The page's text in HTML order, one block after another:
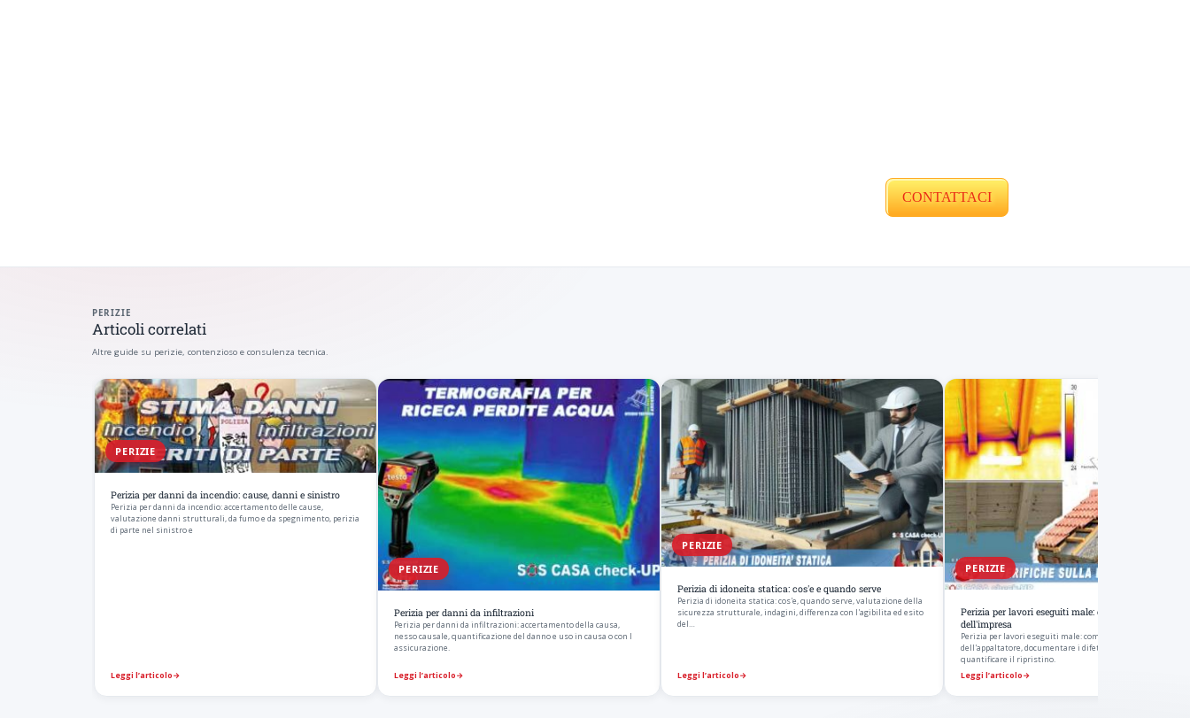
CONTATTACI
PERIZIE
Articoli correlati
Altre guide su perizie, contenzioso e consulenza tecnica.
PERIZIE
Perizia per danni da incendio: cause, danni e sinistro
Perizia per danni da incendio: accertamento delle cause,
valutazione danni strutturali, da fumo e da spegnimento, perizia
di parte nel sinistro e
Leggi l’articolo→
PERIZIE
Perizia per danni da infiltrazioni
Perizia per danni da infiltrazioni: accertamento della causa,
nesso causale, quantificazione del danno e uso in causa o con l
assicurazione.
Leggi l’articolo→
PERIZIE
Perizia di idoneita statica: cos'e e quando serve
Perizia di idoneita statica: cos'e, quando serve, valutazione della
sicurezza strutturale, indagini, differenza con l'agibilita ed esito
del…
Leggi l’articolo→
PERIZIE
Perizia per lavori eseguiti male: contestare le
dell'impresa
Perizia per lavori eseguiti male: come contestare le
dell'appaltatore, documentare i difetti di esecuzione e
quantificare il ripristino.
Leggi l’articolo→